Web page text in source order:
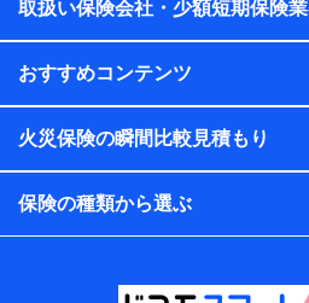
会社のサービスを案内、提供する
析して、お客さまの趣味・嗜好・
各種セミナーの開催のため
コンサルティングサービスの実施
アンケートやキャンペーン等の実施
上記に係る案内・手続き・管理等
取扱い保険会社・少額短期保険
おすすめコンテンツ
火災保険の瞬間比較見積もり
保険の種類から選ぶ